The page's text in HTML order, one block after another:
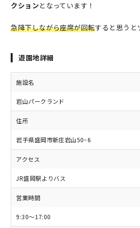
クションとなっています！
急降下しながら座席が回転すると思う
遊園地詳細
施設名
岩山パークランド
住所
岩手県盛岡市新庄岩山50−6
アクセス
JR盛岡駅よりバス
営業時間
9:30～17:00